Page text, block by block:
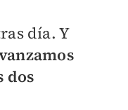
día. Y
dos